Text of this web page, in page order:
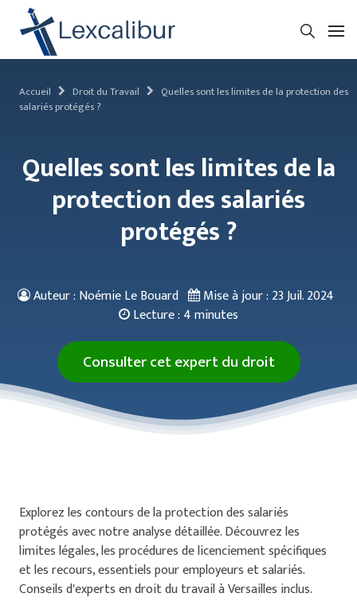
Accueil Droit du Travail
Quelles sont les limites de la protection des
salariés protégés ?
Quelles sont les limites de la
protection des salariés
protégés ?
Auteur : Noémie Le Bouard Mise à jour : 23 Juil. 2024
Lecture : 4 minutes
Consulter cet expert du droit
Explorez les contours de la protection des salariés
protégés avec notre analyse détaillée. Découvrez les
limites légales, les procédures de licenciement spécifiques
et les recours, essentiels pour employeurs et salariés.
Conseils d'experts en droit du travail à Versailles inclus.